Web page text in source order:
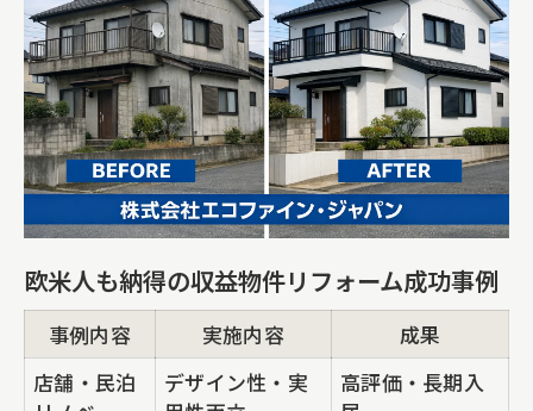
欧米人も納得の収益物件リフォーム成功事例
事例内容 実施内容
成果
店舗・民泊
デザイン性・実
高評価・長期入